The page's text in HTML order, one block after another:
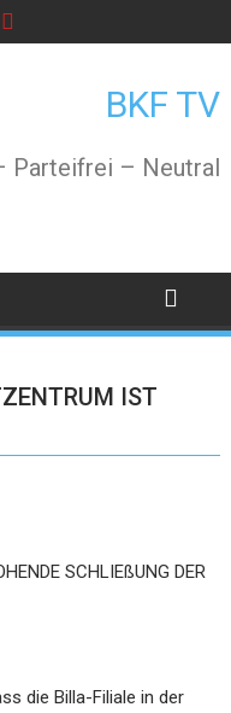
BKF TV
Parteifrei – Neutral
IST
SCHLIEßUNG DER
die Billa-Filiale in der